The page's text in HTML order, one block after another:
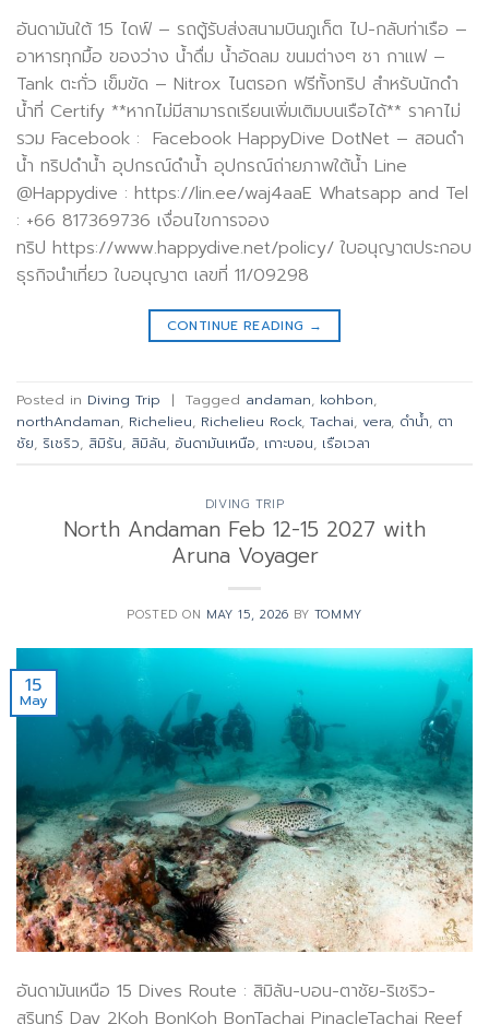
อันดามันใต้ 15 ไดฟ์ – รถตู้รับส่งสนามบินภูเก็ต ไป-กลับท่าเรือ –
อาหารทุกมื้อ ของว่าง น้ำดื่ม น้ำอัดลม ขนมต่างๆ ชา กาแฟ –
Tank ตะกั่ว เข็มขัด – Nitrox ไนตรอก ฟรีทั้งทริป สำหรับนักดำ
น้ำที่ Certify **หากไม่มีสามารถเรียนเพิ่มเติมบนเรือได้** ราคาไม่
รวม Facebook : Facebook HappyDive DotNet – สอนดำ
น้ำ ทริปดำน้ำ อุปกรณ์ดำน้ำ อุปกรณ์ถ่ายภาพใต้น้ำ Line
@Happydive : https://lin.ee/waj4aaE Whatsapp and Tel
: +66 817369736 เงื่อนไขการจอง
ทริป https://www.happydive.net/policy/ ใบอนุญาตประกอบ
ธุรกิจนำเที่ยว ใบอนุญาต เลขที่ 11/09298
CONTINUE READING →
Posted in Diving Trip | Tagged andaman, kohbon,
northAndaman, Richelieu, Richelieu Rock, Tachai, vera, ดำน้ำ, ตา
ชัย, ริเชริว, สิมิรัน, สิมิลัน, อันดามันเหนือ, เกาะบอน, เรือเวลา
DIVING TRIP
North Andaman Feb 12-15 2027 with
Aruna Voyager
POSTED ON MAY 15, 2026 BY TOMMY
15
May
อันดามันเหนือ 15 Dives Route : สิมิลัน-บอน-ตาชัย-ริเชริว-